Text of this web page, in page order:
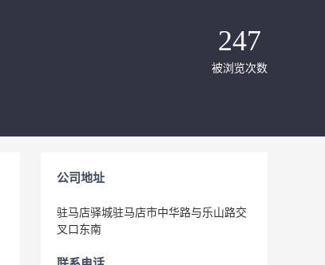
247
被浏览次数
公司地址
驻马店驿城驻马店市中华路与乐山路交
叉口东南